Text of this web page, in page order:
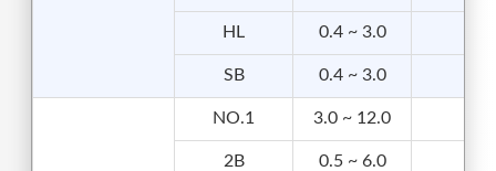
HL 0.4 ~ 3.0
SB 0.4 ~ 3.0
NO.1 3.0 ~ 12.0
2B 0.5 ~ 6.0